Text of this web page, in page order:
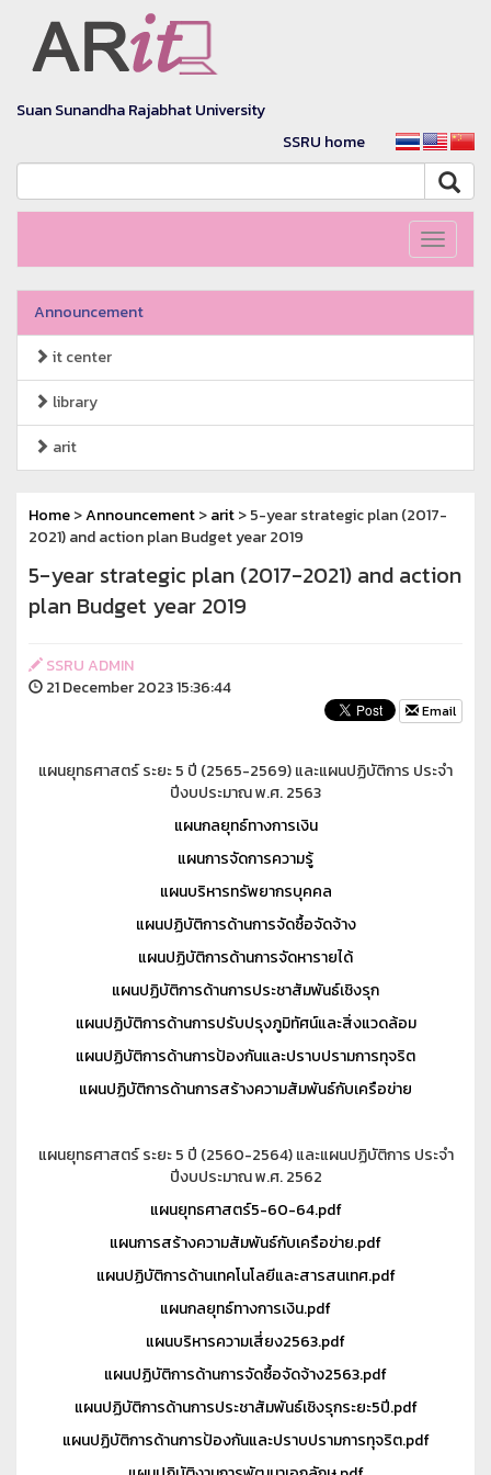
Suan Sunandha Rajabhat University
SSRU home
Toggle
Announcement
it center
library
arit
Home>Announcement>arit> 5-year strategic plan (2017-
2021) and action plan Budget year 2019
5-year strategic plan (2017-2021) and action
plan Budget year 2019
SSRU ADMIN
21 December 2023 15:36:44
Email
แผนยุทธศาสตร์ ระยะ 5 ปี (2565-2569) และแผนปฏิบัติการ ประจำ
ปีงบประมาณ พ.ศ. 2563
แผนกลยุทธ์ทางการเงิน
แผนการจัดการความรู้
แผนบริหารทรัพยากรบุคคล
แผนปฏิบัติการด้านการจัดซื้อจัดจ้าง
แผนปฏิบัติการด้านการจัดหารายได้
แผนปฏิบัติการด้านการประชาสัมพันธ์เชิงรุก
แผนปฏิบัติการด้านการปรับปรุงภูมิทัศน์และสิ่งแวดล้อม
แผนปฏิบัติการด้านการป้องกันและปราบปรามการทุจริต
แผนปฏิบัติการด้านการสร้างความสัมพันธ์กับเครือข่าย
แผนยุทธศาสตร์ ระยะ 5 ปี (2560-2564) และแผนปฏิบัติการ ประจำ
ปีงบประมาณ พ.ศ. 2562
แผนยุทธศาสตร์5-60-64.pdf
แผนการสร้างความสัมพันธ์กับเครือข่าย.pdf
แผนปฏิบัติการด้านเทคโนโลยีและสารสนเทศ.pdf
แผนกลยุทธ์ทางการเงิน.pdf
แผนบริหารความเสี่ยง2563.pdf
แผนปฏิบัติการด้านการจัดซื้อจัดจ้าง2563.pdf
แผนปฏิบัติการด้านการประชาสัมพันธ์เชิงรุกระยะ5ปี.pdf
แผนปฏิบัติการด้านการป้องกันและปราบปรามการทุจริต.pdf